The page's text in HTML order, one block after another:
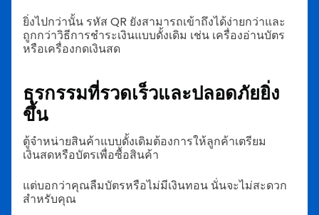
ยิ่งไปกว่านั้น รหัส QR ยังสามารถเข้าถึงได้ง่ายกว่าและ
ถูกกว่าวิธีการชำระเงินแบบดั้งเดิม เช่น เครื่องอ่านบัตร
หรือเครื่องกดเงินสด
ธุรกรรมที่รวดเร็วและปลอดภัยยิ่ง
ขึ้น
ตู้จำหน่ายสินค้าแบบดั้งเดิมต้องการให้ลูกค้าเตรียม
เงินสดหรือบัตรเพื่อซื้อสินค้า
แต่บอกว่าคุณลืมบัตรหรือไม่มีเงินทอน นั่นจะไม่สะดวก
สำหรับคุณ